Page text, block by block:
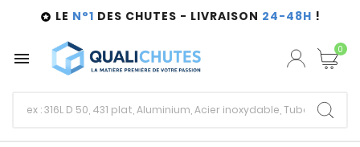
 LE N°1 DES CHUTES - LIVRAISON 24-48H !
 0